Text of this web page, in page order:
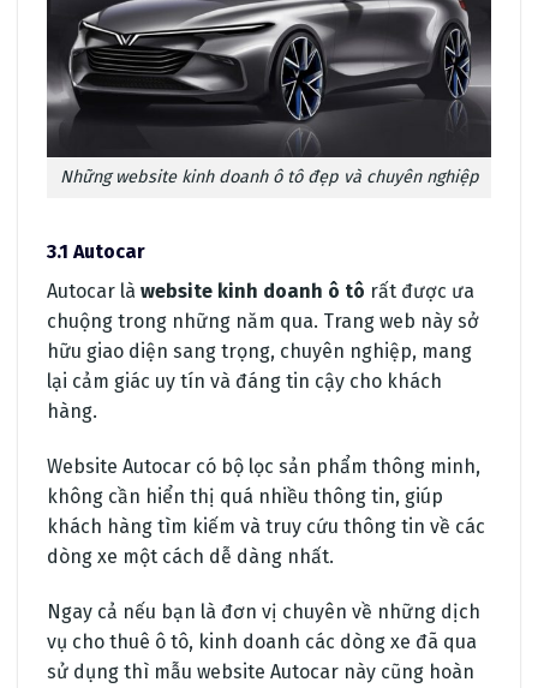
Những website kinh doanh ô tô đẹp và chuyên nghiệp
3.1 Autocar
Autocar là website kinh doanh ô tô rất được ưa
chuộng trong những năm qua. Trang web này sở
hữu giao diện sang trọng, chuyên nghiệp, mang
lại cảm giác uy tín và đáng tin cậy cho khách
hàng.
Website Autocar có bộ lọc sản phẩm thông minh,
không cần hiển thị quá nhiều thông tin, giúp
khách hàng tìm kiếm và truy cứu thông tin về các
dòng xe một cách dễ dàng nhất.
Ngay cả nếu bạn là đơn vị chuyên về những dịch
vụ cho thuê ô tô, kinh doanh các dòng xe đã qua
sử dụng thì mẫu website Autocar này cũng hoàn